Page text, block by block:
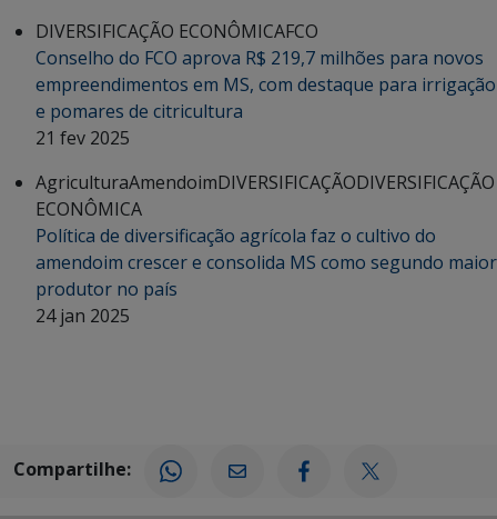
DIVERSIFICAÇÃO ECONÔMICAFCO
Conselho do FCO aprova R$ 219,7 milhões para novos
empreendimentos em MS, com destaque para irrigação
e pomares de citricultura
21 fev 2025
AgriculturaAmendoimDIVERSIFICAÇÃODIVERSIFICAÇÃO
ECONÔMICA
Política de diversificação agrícola faz o cultivo do
amendoim crescer e consolida MS como segundo maior
produtor no país
24 jan 2025
Compartilhe: